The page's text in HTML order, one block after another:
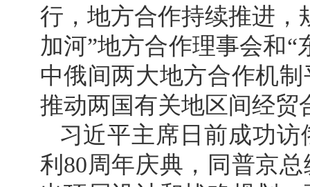
行，地方合作持续推进
加河”地方合作理事会和
中俄间两大地方合作机
推动两国有关地区间经贸
习近平主席日前成功
利80周年庆典，同普京